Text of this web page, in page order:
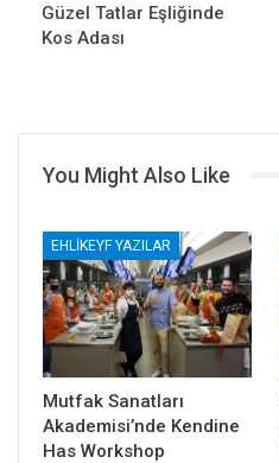
Güzel Tatlar Eşliğinde
Kos Adası
You Might Also Like
EHLIKEYF YAZILAR
Mutfak Sanatları
Akademisi’nde Kendine
Has Workshop